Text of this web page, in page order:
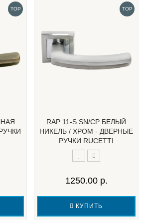
TOP TOP
RAP 11-S SN/CP БЕЛЫЙ
НИКЕЛЬ / ХРОМ - ДВЕРНЫЕ
РУЧКИ RUCETTI
1250.00 р.
КУПИТЬ